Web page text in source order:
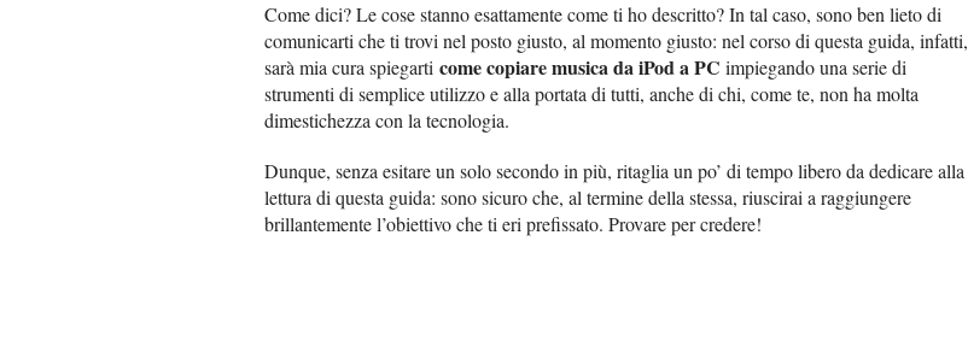
Come dici? Le cose stanno esattamente come ti ho descritto? In tal caso, sono ben lieto di
comunicarti che ti trovi nel posto giusto, al momento giusto: nel corso di questa guida, infatti,
sarà mia cura spiegarti come copiare musica da iPod a PC impiegando una serie di
strumenti di semplice utilizzo e alla portata di tutti, anche di chi, come te, non ha molta
dimestichezza con la tecnologia.
Dunque, senza esitare un solo secondo in più, ritaglia un po’ di tempo libero da dedicare alla
lettura di questa guida: sono sicuro che, al termine della stessa, riuscirai a raggiungere
brillantemente l’obiettivo che ti eri prefissato. Provare per credere!